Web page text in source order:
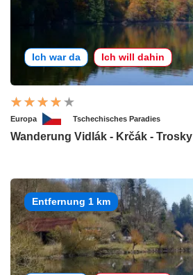
Ich war da Ich will dahin
Europa Tschechisches Paradies
Wanderung Vidlák - Krčák - Trosky
Entfernung 1 km